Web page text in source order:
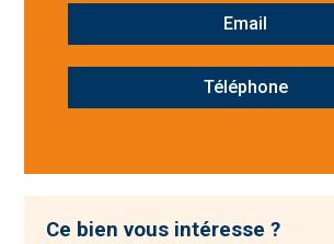
Email
Téléphone
Ce bien vous intéresse ?